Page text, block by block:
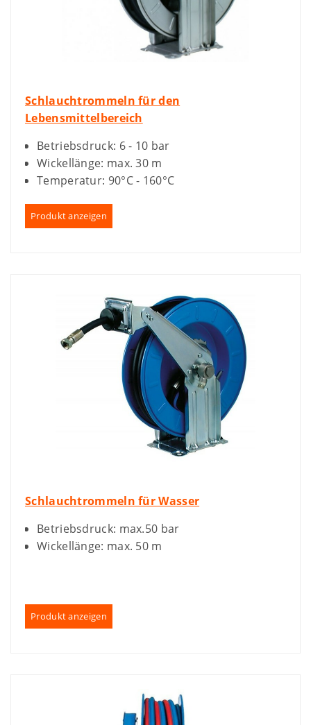
Schlauchtrommeln für den
Lebensmittelbereich
Betriebsdruck: 6 - 10 bar
Wickellänge: max. 30 m
Temperatur: 90°C - 160°C
Produkt anzeigen
Schlauchtrommeln für Wasser
Betriebsdruck: max.50 bar
Wickellänge: max. 50 m
Produkt anzeigen